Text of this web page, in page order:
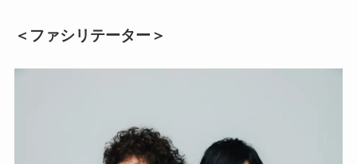
＜ファシリテーター＞